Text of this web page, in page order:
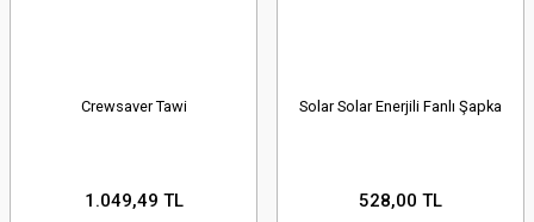
Crewsaver Tawi
1.049,49 TL
Solar Solar Enerjili Fanlı Şapka
528,00 TL